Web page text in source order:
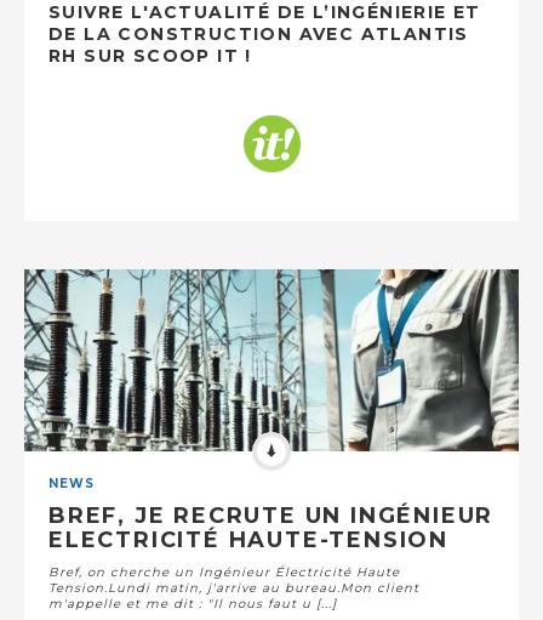
SUIVRE L'ACTUALITÉ DE L’INGÉNIERIE ET
DE LA CONSTRUCTION AVEC ATLANTIS
RH SUR SCOOP IT !
NEWS
BREF, JE RECRUTE UN INGÉNIEUR
ELECTRICITÉ HAUTE-TENSION
Bref, on cherche un Ingénieur Électricité Haute
Tension.Lundi matin, j'arrive au bureau.Mon client
m'appelle et me dit : "Il nous faut u [...]